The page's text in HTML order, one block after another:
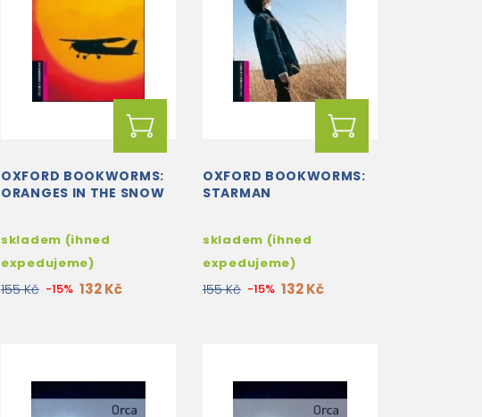
OXFORD BOOKWORMS:
ORANGES IN THE SNOW
skladem (ihned
expedujeme)
155 Kč -15% 132 Kč
OXFORD BOOKWORMS:
STARMAN
skladem (ihned
expedujeme)
155 Kč -15% 132 Kč